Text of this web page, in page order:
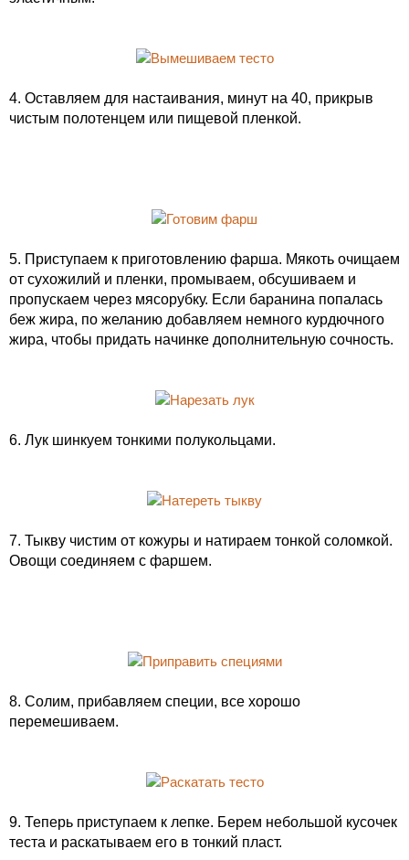
4. Оставляем для настаивания, минут на 40, прикрыв
чистым полотенцем или пищевой пленкой.
5. Приступаем к приготовлению фарша. Мякоть очищаем
от сухожилий и пленки, промываем, обсушиваем и
пропускаем через мясорубку. Если баранина попалась
беж жира, по желанию добавляем немного курдючного
жира, чтобы придать начинке дополнительную сочность.
6. Лук шинкуем тонкими полукольцами.
7. Тыкву чистим от кожуры и натираем тонкой соломкой.
Овощи соединяем с фаршем.
8. Солим, прибавляем специи, все хорошо
перемешиваем.
9. Теперь приступаем к лепке. Берем небольшой кусочек
теста и раскатываем его в тонкий пласт.